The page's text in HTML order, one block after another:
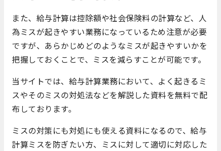
また、給与計算は控除額や社会保険料の計算など、人
為ミスが起きやすい業務になっているため注意が必要
ですが、あらかじめどのようなミスが起きやすいかを
把握しておくことで、ミスを減らすことが可能です。
当サイトでは、給与計算業務において、よく起きるミ
スやそのミスの対処法などを解説した資料を無料で配
布しております。
ミスの対策にも対処にも使える資料になるので、給与
計算ミスを防ぎたい方、ミスに対して適切に対応した